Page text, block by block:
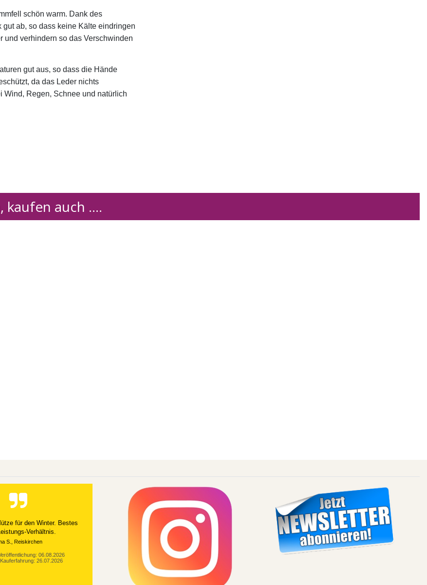
schön warm. Dank des
ab, so dass keine Kälte eindringen
und verhindern so das Verschwinden
gut aus, so dass die Hände
da das Leder nichts
Regen, Schnee und natürlich
auch ....
für den Winter. Bestes
Verhältnis.
S., Reiskirchen
06.08.2026
26.07.2026